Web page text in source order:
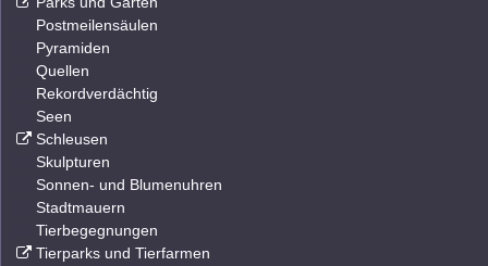
Postmeilensäulen
Pyramiden
Quellen
Rekordverdächtig
Seen
Schleusen
Skulpturen
Sonnen- und Blumenuhren
Stadtmauern
Tierbegegnungen
Tierparks und Tierfarmen